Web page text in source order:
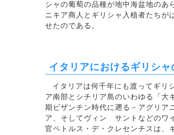
シャの葡萄の品種が地中海盆地のあ
ニキア商人とギリシャ入植者たちが
せたのである。
イタリアにおけるギリシャ
イタリアは何千年にも渡ってギリ
ア南部とシチリア島のいわゆる「大
期ビザンチン時代に遡る－アグリア
ア、そしてヴィン サントなどのワ
官ペトルス・デ・クレセンチスは、